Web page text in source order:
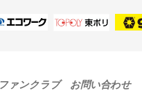
ァンクラブ お問い合わせ